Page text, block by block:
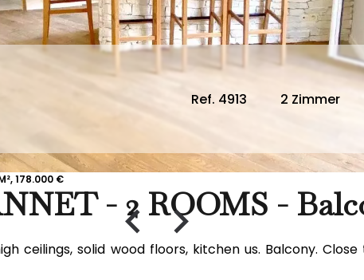
Ref. 4913 2 Zimmer
178.000 €
- 2 ROOMS -
ceilings, solid wood floors, kitchen us. Balcony.